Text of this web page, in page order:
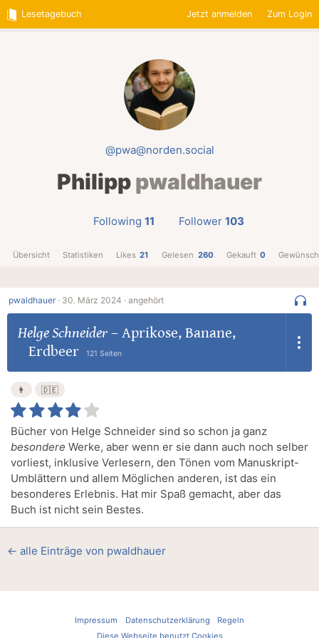
Lesetagebuch Jetzt anmelden Zum Login
@pwa@norden.social
Philipppwaldhauer
Following 11 Follower 103
Übersicht Statistiken Likes 21 Gelesen 260 Gekauft 0
pwaldhauer · 30. März 2024 · angehört
Helge Schneider– Aprikose, Banane,
Erdbeer
121 Seiten
👨 🇩🇪
Bücher von Helge Schneider sind so schon ja ganz
besondere Werke, aber wenn er sie dann auch noch selber
vorliest, inklusive Verlesern, den Tönen vom Manuskript-
Umblättern und allem Möglichen anderen, ist das ein
besonderes Erlebnis. Hat mir Spaß gemacht, aber das
Buch ist nicht sein Bestes.
← alle Einträge von pwaldhauer
Impressum Datenschutzerklärung
Regeln
Diese Webseite benutzt Cookies